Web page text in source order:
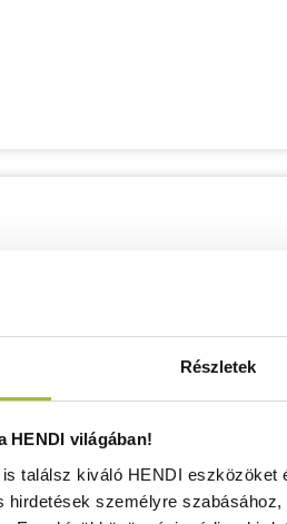
Részletek
HENDI világában!
találsz kiváló HENDI
hirdetések személyre